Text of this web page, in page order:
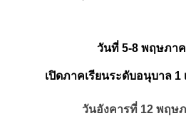
วันที่ 5-8 พฤษภา
เปิดภาคเรียนระดับอนุบาล 1
วันอังคารที่ 12 พฤษ